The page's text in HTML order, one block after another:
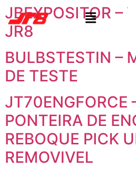
JBEXPOSITOR –
JR8
BULBSTESTIN –
DE TESTE
JT70ENGFORCE
PONTEIRA DE
REBOQUE PICK
REMOVIVEL